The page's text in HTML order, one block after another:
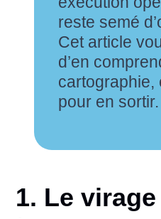
reste semé
Cet article
d’en
cartographie,
pour en sortir.
1. Le